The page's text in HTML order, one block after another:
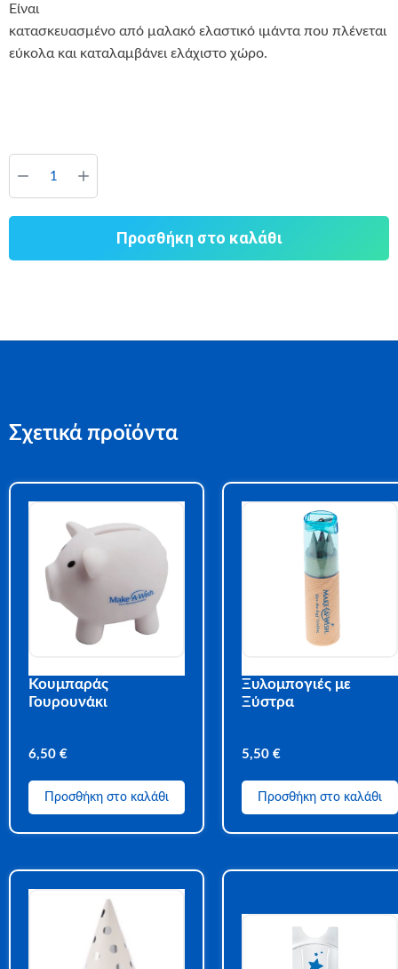
Είναι
κατασκευασμένο από μαλακό ελαστικό ιμάντα που πλένεται
εύκολα και καταλαμβάνει ελάχιστο χώρο.
Προσθήκη στο καλάθι
Σχετικά προϊόντα
Κουμπαράς
Γουρουνάκι
6,50 €
Προσθήκη στο καλάθι
Ξυλομπογιές με
Ξύστρα
5,50 €
Προσθήκη στο καλάθι